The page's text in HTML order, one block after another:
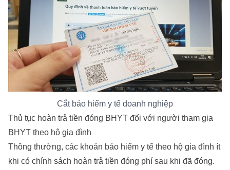
Cắt bảo hiểm y tế doanh nghiệp
Thủ tục hoàn trả tiền đóng BHYT đối với người tham gia
BHYT theo hộ gia đình
Thông thường, các khoản bảo hiểm y tế theo hộ gia đình ít
khi có chính sách hoàn trả tiền đóng phí sau khi đã đóng.